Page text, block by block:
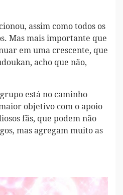
assim como todos os
Mas mais importante que
em uma crescente, que
acho que não,
está no caminho
objetivo com o apoio
fãs, que podem não
mas agregam muito as